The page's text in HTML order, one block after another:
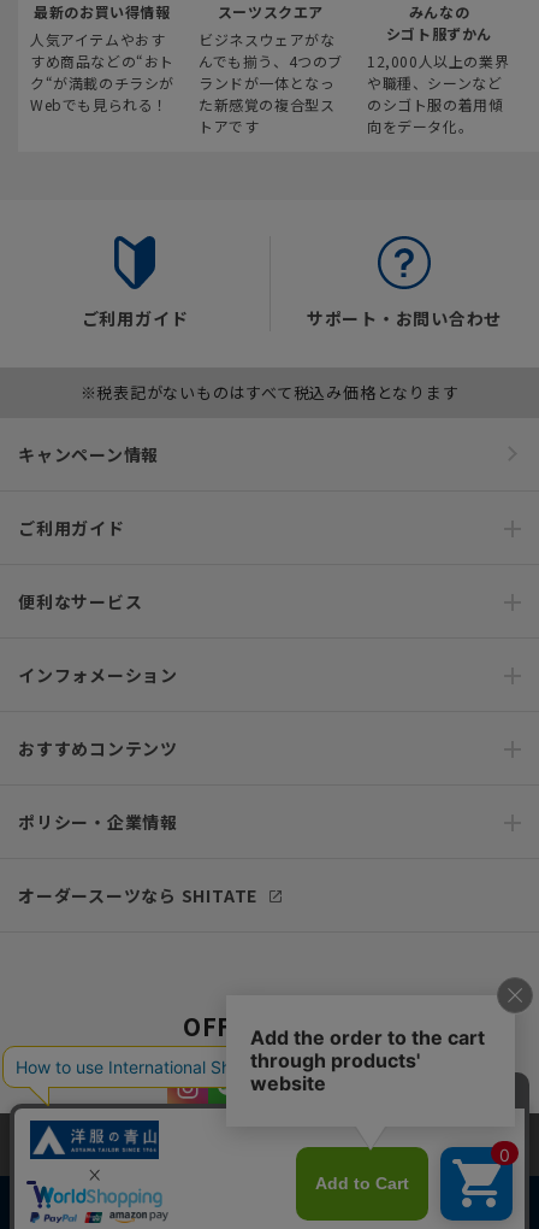
最新のお買い得情報
人気アイテムやおす
すめ商品などの“おト
ク“が満載のチラシが
Webでも見られる！
スーツスクエア
ビジネスウェアがな
んでも揃う、4つのブ
ランドが一体となっ
た新感覚の複合型ス
トアです
みんなの
シゴト服ずかん
12,000人以上の業界
や職種、シーンなど
のシゴト服の着用傾
向をデータ化。
ご利用ガイド サポート・お問い合わせ
※税表記がないものはすべて税込み価格となります
キャンペーン情報
ご利用ガイド
便利なサービス
インフォメーション
おすすめコンテンツ
ポリシー・企業情報
オーダースーツなら SHITATE
OFFICIAL SNS
当サイトでは、快適な閲覧体験とコンテンツ改善のためにCookieを使用
しています。閲覧を続けることで、Cookieの使用に同意したものとみな